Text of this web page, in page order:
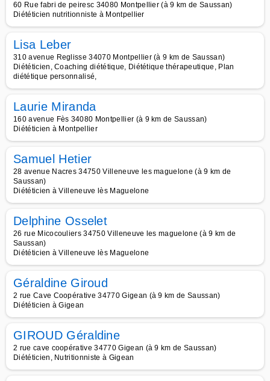
60 Rue fabri de peiresc 34080 Montpellier (à 9 km de Saussan)
Diététicien nutritionniste à Montpellier
Lisa Leber
310 avenue Reglisse 34070 Montpellier (à 9 km de Saussan)
Diététicien, Coaching diététique, Diététique thérapeutique, Plan
diététique personnalisé,
Laurie Miranda
160 avenue Fès 34080 Montpellier (à 9 km de Saussan)
Diététicien à Montpellier
Samuel Hetier
28 avenue Nacres 34750 Villeneuve les maguelone (à 9 km de
Saussan)
Diététicien à Villeneuve lès Maguelone
Delphine Osselet
26 rue Micocouliers 34750 Villeneuve les maguelone (à 9 km de
Saussan)
Diététicien à Villeneuve lès Maguelone
Géraldine Giroud
2 rue Cave Coopérative 34770 Gigean (à 9 km de Saussan)
Diététicien à Gigean
GIROUD Géraldine
2 rue cave coopérative 34770 Gigean (à 9 km de Saussan)
Diététicien, Nutritionniste à Gigean